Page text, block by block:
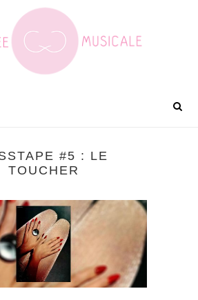
#5 : LE
TOUCHER